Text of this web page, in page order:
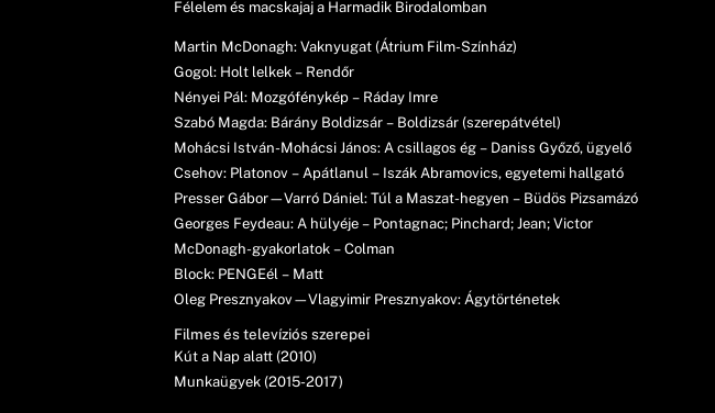
Félelem és macskajaj a Harmadik Birodalomban
Martin McDonagh: Vaknyugat (Átrium Film-Színház)
Gogol: Holt lelkek – Rendőr
Nényei Pál: Mozgófénykép – Ráday Imre
Szabó Magda: Bárány Boldizsár – Boldizsár (szerepátvétel)
Mohácsi István-Mohácsi János: A csillagos ég – Daniss Győző, ügyelő
Csehov: Platonov – Apátlanul – Iszák Abramovics, egyetemi hallgató
Presser Gábor—Varró Dániel: Túl a Maszat-hegyen – Büdös Pizsamázó
Georges Feydeau: A hülyéje – Pontagnac; Pinchard; Jean; Victor
McDonagh-gyakorlatok – Colman
Block: PENGEél – Matt
Oleg Presznyakov—Vlagyimir Presznyakov: Ágytörténetek
Filmes és televíziós szerepei
Kút a Nap alatt (2010)
Munkaügyek (2015-2017)